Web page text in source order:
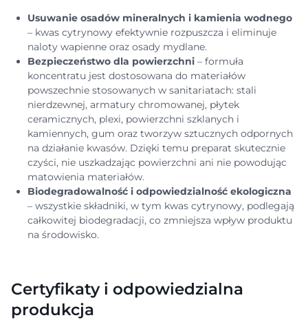
Usuwanie osadów mineralnych i kamienia wodnego
– kwas cytrynowy efektywnie rozpuszcza i eliminuje
naloty wapienne oraz osady mydlane.
Bezpieczeństwo dla powierzchni – formuła
koncentratu jest dostosowana do materiałów
powszechnie stosowanych w sanitariatach: stali
nierdzewnej, armatury chromowanej, płytek
ceramicznych, plexi, powierzchni szklanych i
kamiennych, gum oraz tworzyw sztucznych odpornych
na działanie kwasów. Dzięki temu preparat skutecznie
czyści, nie uszkadzając powierzchni ani nie powodując
matowienia materiałów.
Biodegradowalność i odpowiedzialność ekologiczna
– wszystkie składniki, w tym kwas cytrynowy, podlegają
całkowitej biodegradacji, co zmniejsza wpływ produktu
na środowisko.
Certyfikaty i odpowiedzialna
produkcja